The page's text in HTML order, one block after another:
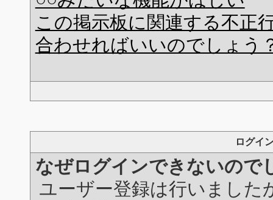
この掲示板に関連する不正
合わせればいいのでしょう
ログイ
なぜログインできないので
ユーザー登録は行いまし